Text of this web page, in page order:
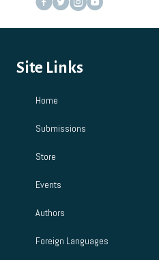
Site Links
Home
Submissions
Store
Events
Authors
Foreign Languages